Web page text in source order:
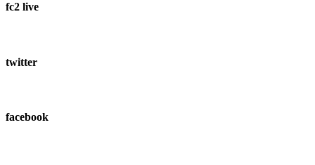
fc2 live
twitter
facebook